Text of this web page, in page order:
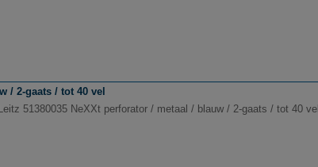
/ 2-gaats / tot 40 vel
Leitz 51380035 NeXXt perforator / metaal / blauw / 2-gaats / tot 40 vel